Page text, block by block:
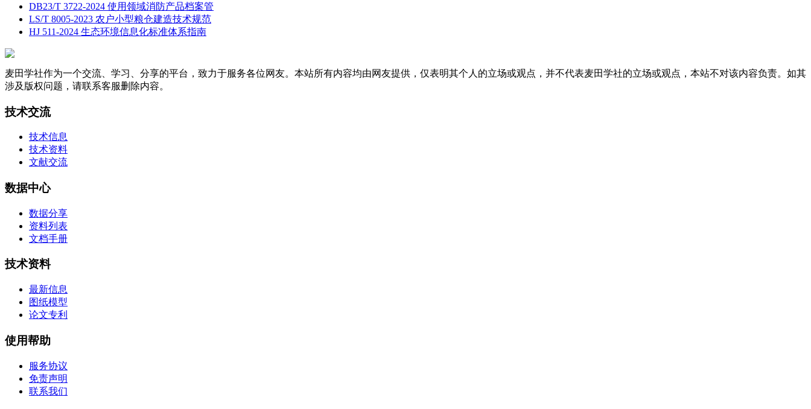
DB23/T 3722-2024 使用领域消防产品档案管
LS/T 8005-2023 农户小型粮仓建造技术规范
HJ 511-2024 生态环境信息化标准体系指南
麦田学社作为一个交流、学习、分享的平台，致力于服务各位网友。本站所有内容均由网友提供，仅表明其个人的立场或观点，并不代表麦田学社的立场或观点，本站不对该内容负责。如其
涉及版权问题，请联系客服删除内容。
技术交流
技术信息
技术资料
文献交流
数据中心
数据分享
资料列表
文档手册
技术资料
最新信息
图纸模型
论文专利
使用帮助
服务协议
免责声明
联系我们